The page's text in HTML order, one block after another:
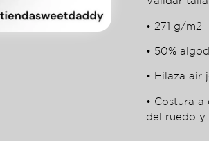
• 271 g/m2
• 50%
• Hilaza air
• Costura a
del ruedo y